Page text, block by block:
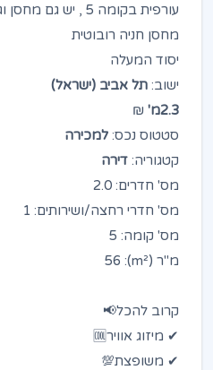
עורפית בקומה 5 , יש גם מחסן וגם חניה רובוטית
מחסן חניה רובוטית
יסוד המעלה
ישוב: תל אביב (ישראל)
2.3מ'
₪
סטטוס נכס: למכירה
קטגוריה: דירה
מס' חדרים: 2.0
מס' חדרי רחצה/ושירותים: 1
מס' קומה: 5
מ"ר (m²): 56
קרוב להכל📢
✔ מיזוג אוויר🆒
✔ משופצת💯